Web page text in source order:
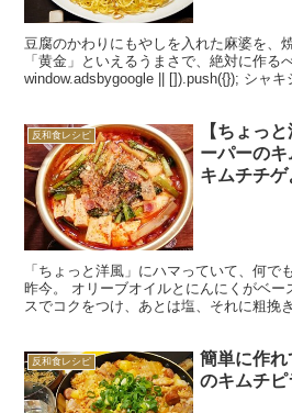
豆腐のかわりにもやしを入れた麻婆を、
「黄金」といえるうまさで、絶対に作る
window.adsbygoogle || []).push({}); シャ
反和食レシピ
【ちょっ
ーパーの
キムチチ
「ちょっと洋風」にハマっていて、何で
昨今。 オリーブオイルとにんにくがベー
スでコクをつけ、あとは塩、それに粗挽
反和食レシピ
簡単に作
のキムチピ